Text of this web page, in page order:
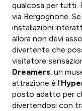
qualcosa per tutti.
via Bergognone.
installazioni
allora non devi
divertente che
visitatore
Dreamers: un
attrazione è l'
posto adatto per
divertendosi con